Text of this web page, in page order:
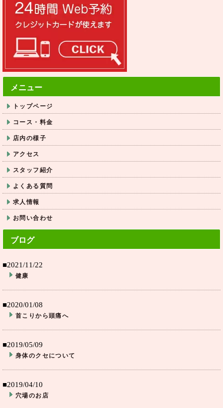
メニュー
トップページ
コース・料金
店内の様子
アクセス
スタッフ紹介
よくある質問
求人情報
お問い合わせ
ブログ
■2021/11/22
健康
■2020/01/08
首こりから頭痛へ
■2019/05/09
身体のクセについて
■2019/04/10
穴場のお店